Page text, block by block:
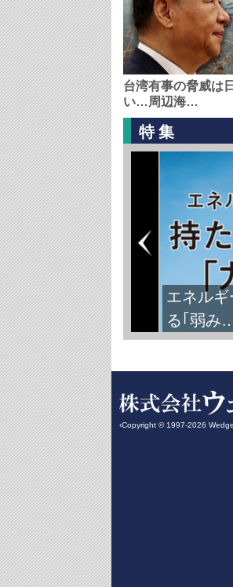
台湾有事の脅威は
い…周辺海…
特集
エネル
る｢弱み
‹Copyright © 1997-2026